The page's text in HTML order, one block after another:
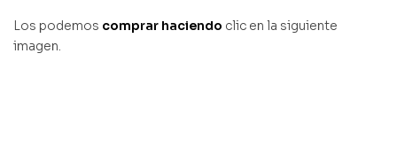
Los podemos comprar haciendo clic en la siguiente
imagen.